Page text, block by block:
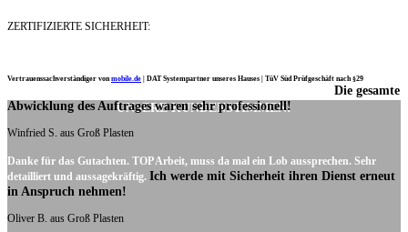
ZERTIFIZIERTE SICHERHEIT:
Vertrauenssachverständiger vonmobile.de DAT Systempartner unseres Hauses | TüV Süd Prüfgeschäft nach §29
UNSERE KUNDENSTIMMEN:
Die gesamte
Abwicklung des Auftrages waren sehr professionell!
Winfried S. aus Groß Plasten
Danke für das Gutachten. TOP Arbeit, muss da mal ein Lob aussprechen. Sehr
detailliert und aussagekräftig. Ich werde mit Sicherheit ihren Dienst erneut
in Anspruch nehmen!
Oliver B. aus Groß Plasten